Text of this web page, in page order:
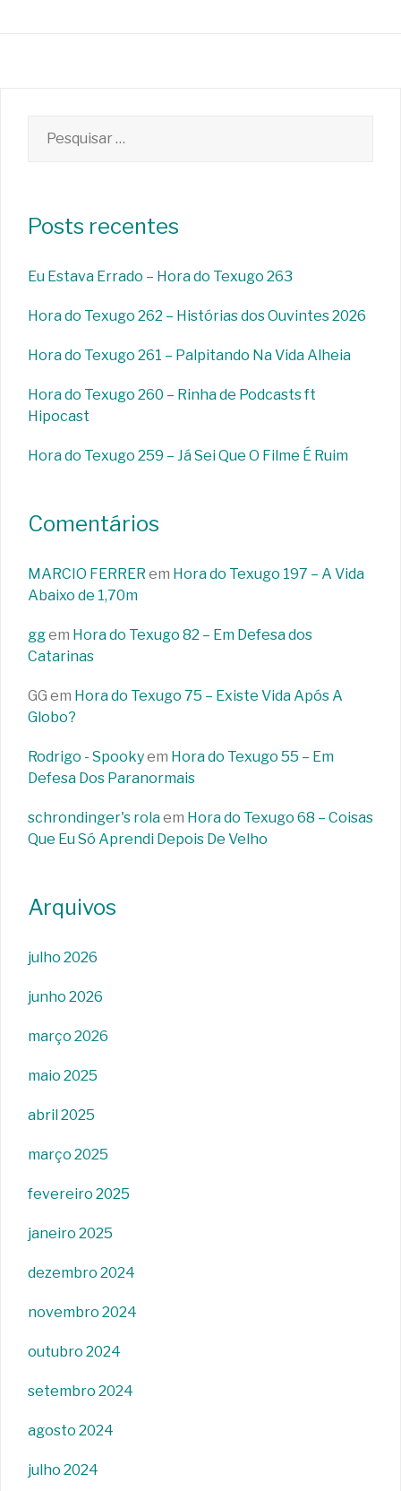
por:
Posts recentes
Eu Estava Errado – Hora do Texugo 263
Hora do Texugo 262 – Histórias dos Ouvintes 2026
Hora do Texugo 261 – Palpitando Na Vida Alheia
Hora do Texugo 260 – Rinha de Podcasts ft
Hipocast
Hora do Texugo 259 – Já Sei Que O Filme É Ruim
Comentários
MARCIO FERRER em Hora do Texugo 197 – A Vida
Abaixo de 1,70m
ggem Hora do Texugo 82 – Em Defesa dos
Catarinas
GG em Hora do Texugo 75 – Existe Vida Após A
Globo?
Rodrigo - Spookyem Hora do Texugo 55 – Em
Defesa Dos Paranormais
schrondinger's rolaem Hora do Texugo 68 – Coisas
Que Eu Só Aprendi Depois De Velho
Arquivos
julho 2026
junho 2026
março 2026
maio 2025
abril 2025
março 2025
fevereiro 2025
janeiro 2025
dezembro 2024
novembro 2024
outubro 2024
setembro 2024
agosto 2024
julho 2024